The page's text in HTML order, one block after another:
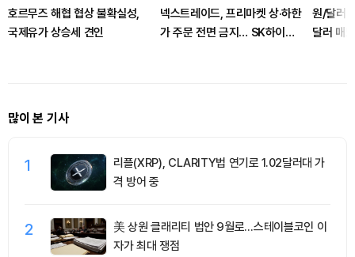
호르무즈 해협 협상 불확실성,
국제유가 상승세 견인
넥스트레이드, 프리마켓 상·하한
가 주문 전면 금지… SK하이닉
원/달러
달러 매
많이 본 기사
1
리플(XRP), CLARITY법 연기로 1.02달러대 가
격 방어 중
2
美 상원 클래리티 법안 9월로…스테이블코인 이
자가 최대 쟁점